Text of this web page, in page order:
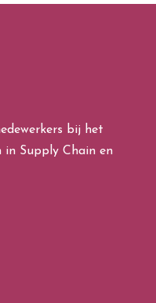
bij het
in Supply Chain en